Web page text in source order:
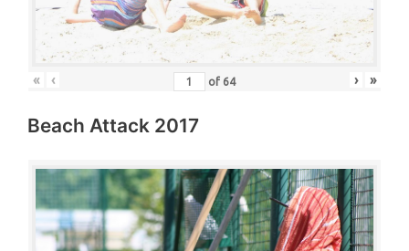
« ‹ of 64 › »
Beach Attack 2017